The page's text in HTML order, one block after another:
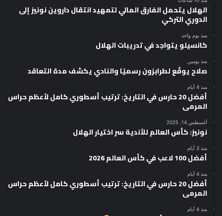
الهلال يتحمل الفارق المالي لتمهيد انتقال داروين نونيز إلى
الدوري التركي
منذ يوم واحد
كانسيلو يتواجد في تدريبات الهلال
منذ يومين
صلاح يوقّع لطرابزون رسميًا والنادي يكشف مدة التعاقد
منذ 4 أيام
أفضل 20 حارس في التاريخ: ترتيب أسطوري كامل لأعظم حراس
المرمى
أغسطس 14, 2025
نونيز: كأس العالم للأندية سر اختيار الهلال
منذ 3 أيام
أفضل 100 لاعب في كأس العالم 2026
منذ 4 أيام
أفضل 20 حارس في التاريخ: ترتيب أسطوري كامل لأعظم حراس
المرمى
منذ 4 أيام